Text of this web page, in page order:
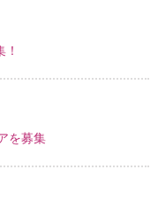
を募集